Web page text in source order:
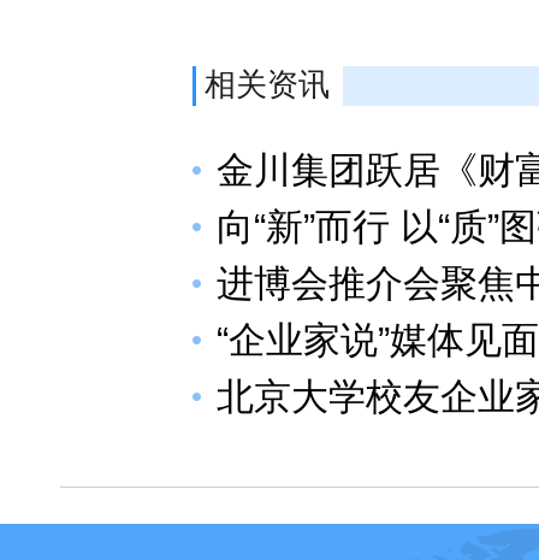
相关资讯
金川集团跃居《财
向“新”而行 以“质”
进博会推介会聚焦
“企业家说”媒体见
北京大学校友企业